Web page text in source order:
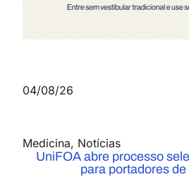
04/08/26
Medicina, Notícias
UniFOA abre processo
para portadores